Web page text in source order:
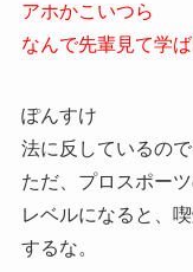
アホかこいつら
なんで先輩見て学
ぽんすけ
法に反しているの
ただ、プロスポー
レベルになると、
するな。